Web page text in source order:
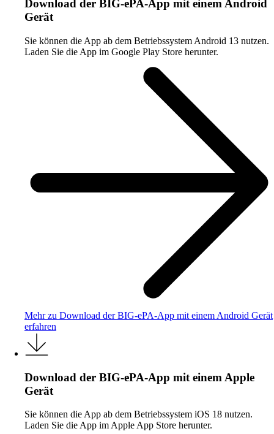
Download der BIG-ePA-App mit einem Android
Gerät
Sie können die App ab dem Betriebssystem Android 13 nutzen.
Laden Sie die App im Google Play Store herunter.
Mehr zu Download der BIG-ePA-App mit einem Android Gerät
erfahren
Download der BIG-ePA-App mit einem Apple
Gerät
Sie können die App ab dem Betriebssystem iOS 18 nutzen.
Laden Sie die App im Apple App Store herunter.